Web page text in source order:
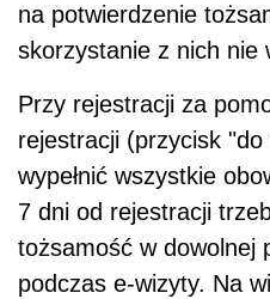
na potwierdzenie
skorzystanie z nich nie
Przy rejestracji za
rejestracji (przycisk
wypełnić wszystkie
7 dni od rejestracji
tożsamość w dowolnej
podczas e-wizyty. Na